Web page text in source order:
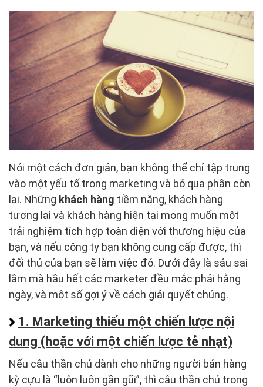
Nói một cách đơn giản, bạn không thể chỉ tập trung
vào một yếu tố trong marketing và bỏ qua phần còn
lại. Những khách hàng tiềm năng, khách hàng
tương lai và khách hàng hiện tại mong muốn một
trải nghiệm tích hợp toàn diện với thương hiệu của
bạn, và nếu công ty bạn không cung cấp được, thì
đối thủ của bạn sẽ làm việc đó. Dưới đây là sáu sai
lầm mà hầu hết các marketer đều mắc phải hằng
ngày, và một số gợi ý về cách giải quyết chúng.
1. Marketing thiếu một chiến lược nội
dung (hoặc với một chiến lược tẻ nhạt)
Nếu câu thần chú dành cho những người bán hàng
kỳ cựu là “luôn luôn gần gũi”, thì câu thần chú trong